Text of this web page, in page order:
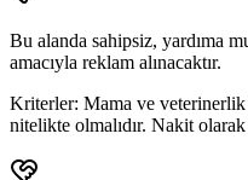
Bu alanda sahipsiz, yardıma
amacıyla reklam alınacaktır.
Kriterler: Mama ve
nitelikte olmalıdır. Nakit